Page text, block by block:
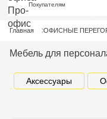
Покупателям
Главная ОФИСНЫЕ
Мебель для
Аксессуары